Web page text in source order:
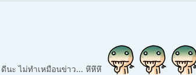
นะ ไม่ทำเหมือนข่าว... หึหึหึ